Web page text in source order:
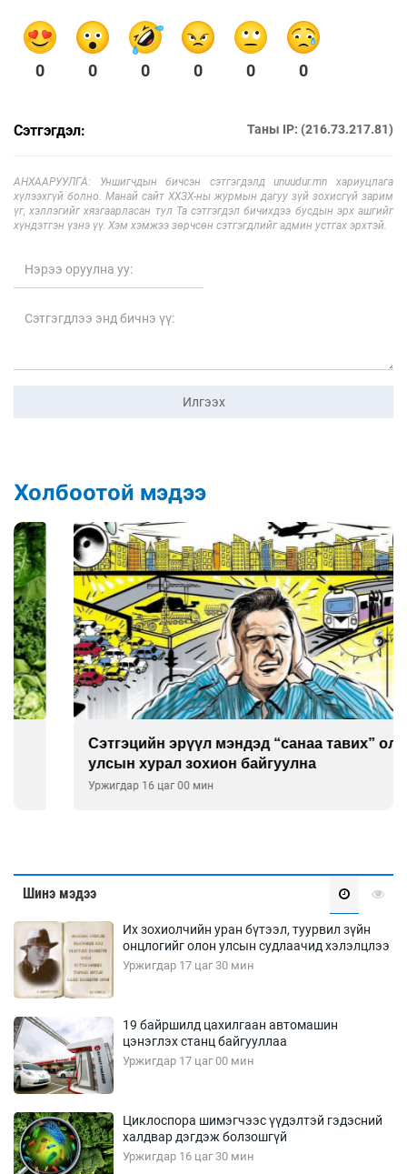
0 0 0 0 0 0
Сэтгэгдэл: Таны IP: (216.73.217.81)
АНХААРУУЛГА: Уншигчдын бичсэн сэтгэгдэлд unuudur.mn хариуцлага
хүлээхгүй болно. Манай сайт ХХЗХ-ны журмын дагуу зүй зохисгүй зарим
үг, хэллэгийг хязгаарласан тул Та сэтгэгдэл бичихдээ бусдын эрх ашгийг
хүндэтгэн үзнэ үү. Хэм хэмжээ зөрчсөн сэтгэгдлийг админ устгах эрхтэй.
Илгээх
Холбоотой мэдээ
Сэтгэцийн эрүүл мэндэд “санаа тавих” олон
улсын хурал зохион байгуулна
Уржигдар 16 цаг 00 мин
Шинэ мэдээ
Их зохиолчийн уран бүтээл, туурвил зүйн
онцлогийг олон улсын судлаачид хэлэлцлээ
Уржигдар 17 цаг 30 мин
19 байршилд цахилгаан автомашин
цэнэглэх станц байгууллаа
Уржигдар 17 цаг 00 мин
Циклоспора шимэгчээс үүдэлтэй гэдэсний
халдвар дэгдэж болзошгүй
Уржигдар 16 цаг 30 мин